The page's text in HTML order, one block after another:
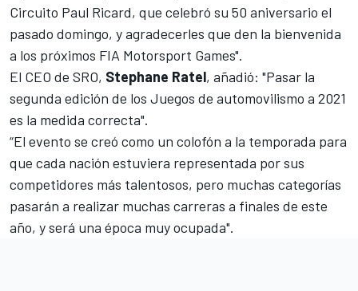
Circuito Paul Ricard, que celebró su 50 aniversario el
pasado domingo, y agradecerles que den la bienvenida
a los próximos FIA Motorsport Games".
El CEO de SRO, Stephane Ratel, añadió: "Pasar la
segunda edición de los Juegos de automovilismo a 2021
es la medida correcta".
“El evento se creó como un colofón a la temporada para
que cada nación estuviera representada por sus
competidores más talentosos, pero muchas categorías
pasarán a realizar muchas carreras a finales de este
año, y será una época muy ocupada".